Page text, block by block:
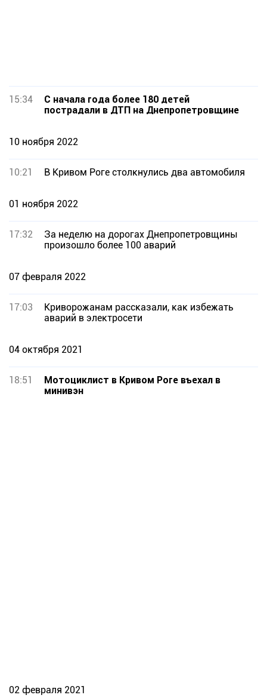
15:34
С начала года более 180 детей
пострадали в ДТП на Днепропетровщине
10 ноября 2022
10:21 В Кривом Роге столкнулись два автомобиля
01 ноября 2022
17:32
За неделю на дорогах Днепропетровщины
произошло более 100 аварий
07 февраля 2022
17:03
Криворожанам рассказали, как избежать
аварий в электросети
04 октября 2021
18:51
Мотоциклист в Кривом Роге въехал в
минивэн
02 февраля 2021